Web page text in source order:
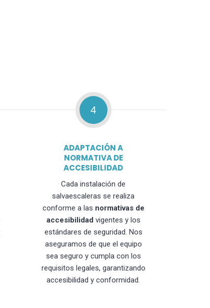
4
ADAPTACIÓN A
NORMATIVA DE
ACCESIBILIDAD
Cada instalación de
salvaescaleras se realiza
conforme a las normativas de
accesibilidad vigentes y los
estándares de seguridad. Nos
aseguramos de que el equipo
sea seguro y cumpla con los
requisitos legales, garantizando
accesibilidad y conformidad.